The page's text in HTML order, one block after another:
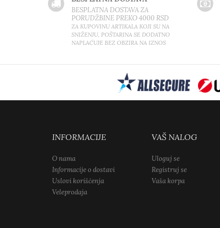
BESPLATNA DOSTAVA ZA
PORUDŽBINE PREKO 4000 RSD
ZA KUPOVINU ARTIKALA KOJI SU NA
SNIŽENJU, POŠTARINA SE DODATNO
NAPLAĆUJE BEZ OBZIRA NA IZNOS
INFORMACIJE
O nama
Informacije o dostavi
Uslovi korišćenja
Veleprodaja
VAŠ NALOG
Uloguj se
Registruj se
Vaša korpa